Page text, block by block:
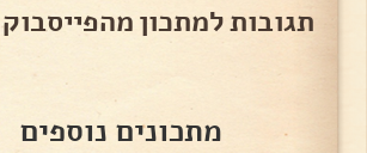
תגובות למתכון מהפייסבוק
מתכונים נוספים